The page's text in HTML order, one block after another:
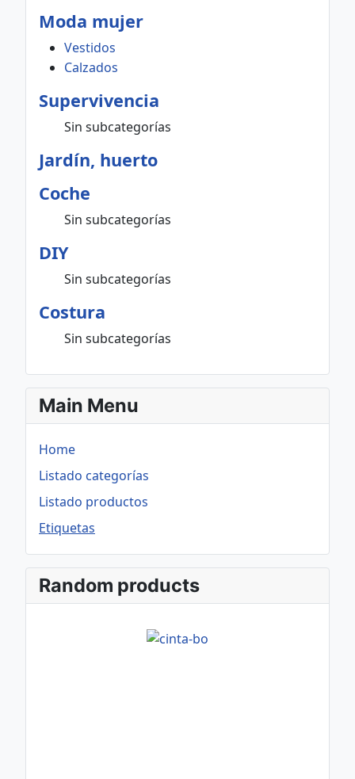
Moda mujer
Vestidos
Calzados
Supervivencia
Sin subcategorías
Jardín, huerto
Coche
Sin subcategorías
DIY
Sin subcategorías
Costura
Sin subcategorías
Main Menu
Home
Listado categorías
Listado productos
Etiquetas
Random products